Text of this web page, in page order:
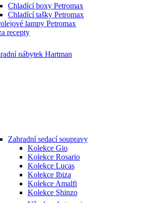
Chladící boxy Petromax
Chladící tašky Petromax
lampy Petromax
recepty
nábytek Hartman
Zahradní sedací soupravy
Kolekce Gio
Kolekce Rosario
Kolekce Lucas
Kolekce Ibiza
Kolekce Amalfi
Kolekce Shinzo